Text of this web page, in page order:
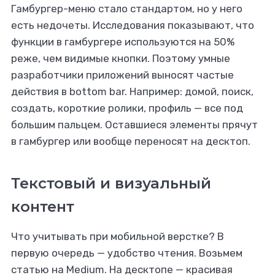
Гамбургер-меню стало стандартом, но у него
есть недочеты. Исследования показывают, что
функции в гамбургере используются на 50%
реже, чем видимые кнопки. Поэтому умные
разработчики приложений выносят частые
действия в bottom bar. Например: домой, поиск,
создать, короткие ролики, профиль — все под
большим пальцем. Оставшиеся элементы прячут
в гамбургер или вообще переносят на десктоп.
Текстовый и визуальный
контент
Что учитывать при мобильной верстке? В
первую очередь — удобство чтения. Возьмем
статью на Medium. На десктопе — красивая